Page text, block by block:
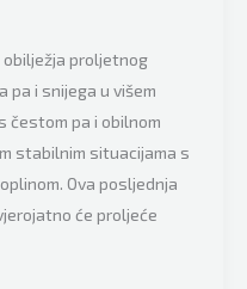
obilježja proljetnog
pa i snijega u višem
čestom pa i obilnom
stabilnim situacijama s
Ova posljednja
će proljeće